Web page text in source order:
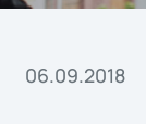
06.09.2018